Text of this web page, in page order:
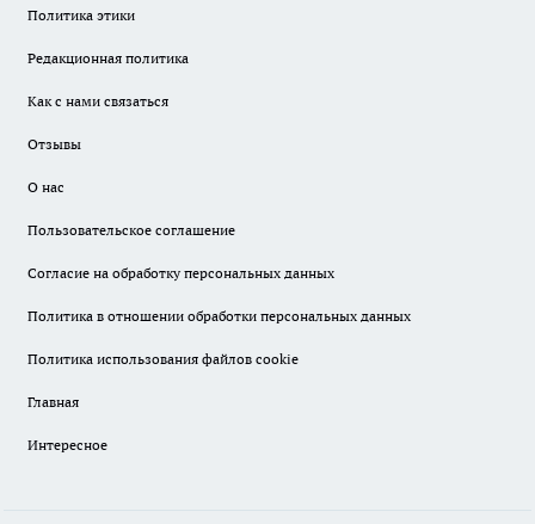
Политика этики
Редакционная политика
Как с нами связаться
Отзывы
О нас
Пользовательское соглашение
Согласие на обработку персональных данных
Политика в отношении обработки персональных данных
Политика использования файлов cookie
Главная
Интересное